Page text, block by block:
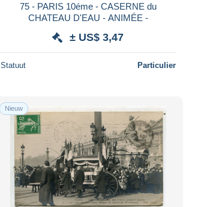
75 - PARIS 10éme - CASERNE du
CHATEAU D'EAU - ANIMÉE -
± US$ 3,47
Statuut Particulier
Nieuw